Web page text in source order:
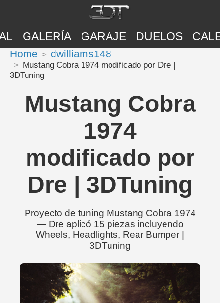
GALERÍA GARAJE DUELOS
Home dwilliams148
Mustang Cobra 1974 modificado por Dre |
3DTuning
Mustang Cobra
1974
modificado por
Dre | 3DTuning
Proyecto de tuning Mustang Cobra 1974
— Dre aplicó 15 piezas incluyendo
Wheels, Headlights, Rear Bumper |
3DTuning